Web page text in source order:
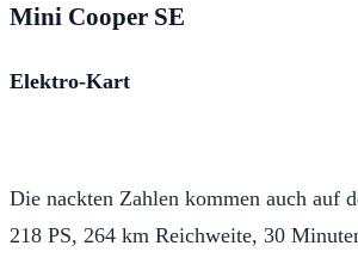
Mini Cooper SE
Elektro-Kart
Die nackten Zahlen kommen auch auf
218 PS, 264 km Reichweite, 30